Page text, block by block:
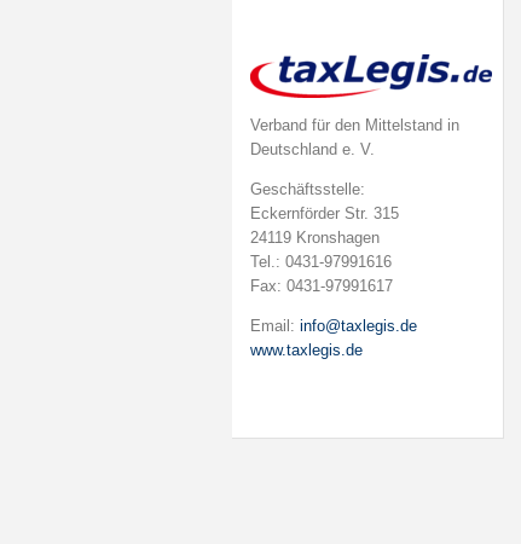
Verband für den Mittelstand in
Deutschland e. V.
Geschäftsstelle:
Eckernförder Str. 315
24119 Kronshagen
Tel.: 0431-97991616
Fax: 0431-97991617
Email: info@taxlegis.de
www.taxlegis.de